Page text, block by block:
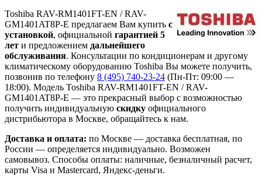
Toshiba RAV-RM1401FT-EN / RAV-
GM1401AT8P-E предлагаем Вам купить с
установкой, официальной гарантией 5
лет и предложением дальнейшего
обслуживания. Консультации по кондиционерам и другому
климатическому оборудованию Toshiba Вы можете получить,
позвонив по телефону 8 (495) 740-23-24 (Пн-Пт: 09:00 —
18:00). Модель Toshiba RAV-RM1401FT-EN / RAV-
GM1401AT8P-E — это прекрасный выбор с возможностью
получить индивидуальную скидку официального
дистрибьютора в Москве, обращайтесь к нам.
Доставка и оплата: по Москве — доставка бесплатная, по
России — определяется индивидуально. Возможен
самовывоз. Способы оплаты: наличные, безналичный расчет,
карты Visa и Mastercard, Яндекс-деньги.